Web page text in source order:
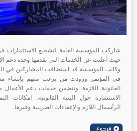
شاركت المؤسسة العامة لتشجيع
حيث أعلنت عن الخدمات التي تقدمها وحدة دعم
وكانت المؤسسة قد استضافت المشاركين في
في المؤتمر وزودت من يرغب منهم بإنشاء
القانونية اللازمة. وتتضمن خدمات دعم
الاستشارة حول البنية القانونية، امكانات
الرأسمال اللازم والإعفاءات الضريبية وغيرها.